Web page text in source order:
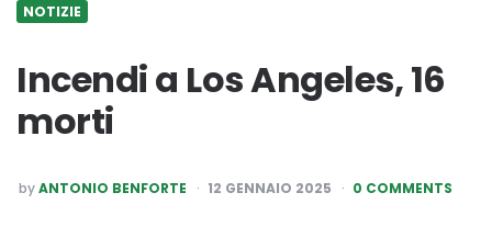
NOTIZIE
Incendi a Los Angeles, 16
morti
POSTED
BY
byANTONIO BENFORTE 12 GENNAIO 2025 0 COMMENTS